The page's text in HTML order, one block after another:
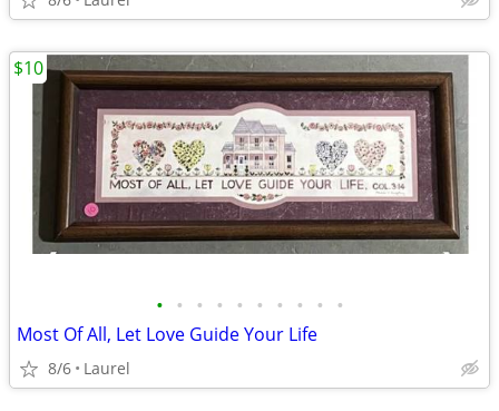
• • • • • • • • • •
Most Of All, Let Love Guide Your Life
8/6 Laurel
$10